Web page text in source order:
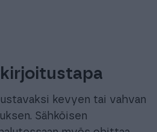
kevyen tai vahvan
Sähköisen